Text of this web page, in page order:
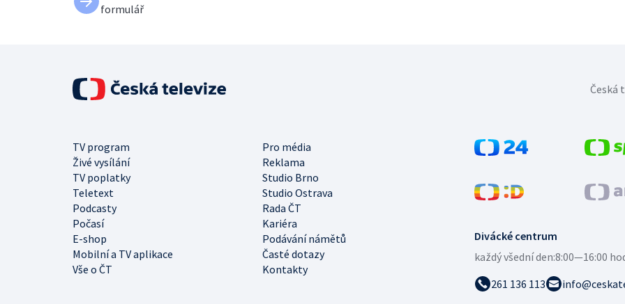
formulář
Divácké centrum
každý všední den:8:00—16:00
261 136 113
TV program
Pro média
Živé vysílání
Reklama
TV poplatky
Studio Brno
Teletext
Studio Ostrava
Podcasty
Rada ČT
Počasí
Kariéra
E-shop
Podávání námětů
Mobilní a TV aplikace
Časté dotazy
Vše o ČT
Kontakty
Česká